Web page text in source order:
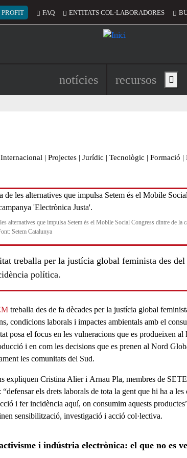
del compte d'usuari
PROFIT FAQ ENTITATS COL·LABORADORES
Navegació principal de
notícies recursos
Internacional | Projectes | Jurídic | Tecnològic | Formació |
alternatives que impulsa Setem és el Mobile Social Congress dintre de la
Setem Catalunya
treballa per la justícia global feminista des
política.
treballa des de fa dècades per la justícia global
condicions laborals i impactes ambientals amb el
posa el focus en les vulneracions que es produeixen al
i en com les decisions que es prenen al Nord
les comunitats del Sud.
expliquen Cristina Alieri Arnau Pla, membres de
“defensar els drets laborals de tota la gent que hi ha a les
i fer incidència aquí, on consumim aquests
sensibilització, investigació i acció col·lectiva.
i indústria electrònica: el que no es